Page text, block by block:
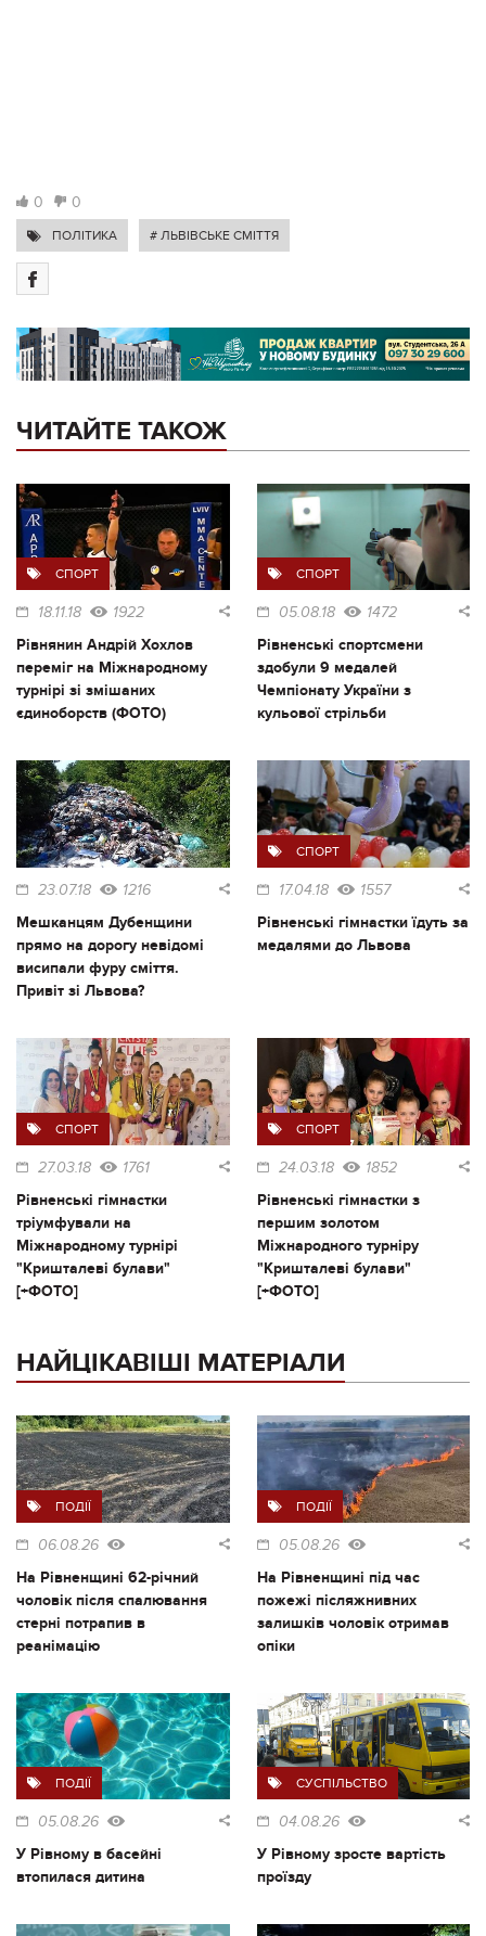
0 0
ПОЛІТИКА # ЛЬВІВСЬКЕ СМІТТЯ
ЧИТАЙТЕ ТАКОЖ
СПОРТ
18.11.18 1922
Рівнянин Андрій Хохлов
переміг на Міжнародному
турнірі зі змішаних
єдиноборств (ФОТО)
СПОРТ
05.08.18 1472
Рівненські спортсмени
здобули 9 медалей
Чемпіонату України з
кульової стрільби
23.07.18 1216
Мешканцям Дубенщини
прямо на дорогу невідомі
висипали фуру сміття.
Привіт зі Львова?
СПОРТ
17.04.18 1557
Рівненські гімнастки їдуть за
медалями до Львова
СПОРТ
27.03.18 1761
Рівненські гімнастки
тріумфували на
Міжнародному турнірі
"Кришталеві булави"
[+ФОТО]
СПОРТ
24.03.18 1852
Рівненські гімнастки з
першим золотом
Міжнародного турніру
"Кришталеві булави"
[+ФОТО]
НАЙЦІКАВІШІ МАТЕРІАЛИ
ПОДІЇ
06.08.26
На Рівненщині 62-річний
чоловік після спалювання
стерні потрапив в
реанімацію
ПОДІЇ
05.08.26
На Рівненщині під час
пожежі післяжнивних
залишків чоловік отримав
опіки
ПОДІЇ
05.08.26
У Рівному в басейні
втопилася дитина
СУСПІЛЬСТВО
04.08.26
У Рівному зросте вартість
проїзду